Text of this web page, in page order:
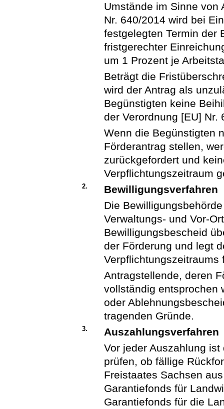
Umstände im Sinne von
Nr. 640/2014 wird bei
festgelegten Termin der
fristgerechter
um 1 Prozent je
Beträgt die
wird der Antrag als
Begünstigten keine
der Verordnung [EU] Nr.
Wenn die Begünstigten
Förderantrag stellen,
zurückgefordert und
Verpflichtungszeitraum
2.
Bewilligungsverfahren
Die
Verwaltungs- und Vor-
Bewilligungsbescheid
der Förderung und legt
Verpflichtungszeitraums
Antragstellende, deren
vollständig entsprochen
oder
tragenden Gründe.
3.
Auszahlungsverfahren
Vor jeder Auszahlung
prüfen, ob fällige
Freistaates Sachsen
Garantiefonds für
Garantiefonds für die